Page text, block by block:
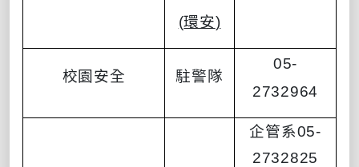
(環安)
校園安全 駐警隊
05-
2732964
企管系05-
2732825